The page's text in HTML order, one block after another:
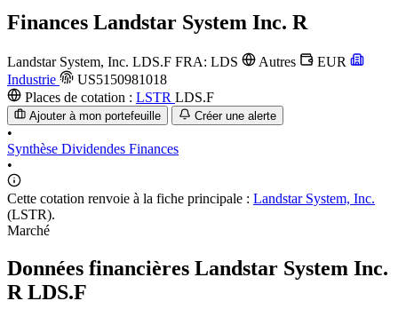
Finances Landstar System Inc. R
Landstar System, Inc. LDS.F FRA: LDS Autres
EUR
Industrie
US5150981018
Places de cotation : LSTR LDS.F
Ajouter à mon portefeuille Créer une alerte
•
Synthèse Dividendes Finances
•
Cette cotation renvoie à la fiche principale : Landstar System, Inc.
(LSTR).
Marché
Données financières Landstar System Inc.
R LDS.F